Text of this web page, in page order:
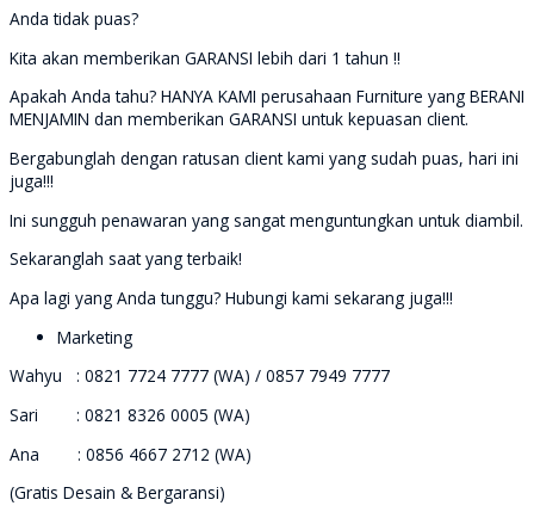
Anda tidak puas?
Kita akan memberikan GARANSI lebih dari 1 tahun !!
Apakah Anda tahu? HANYA KAMI perusahaan Furniture yang BERANI
MENJAMIN dan memberikan GARANSI untuk kepuasan client.
Bergabunglah dengan ratusan client kami yang sudah puas, hari ini
juga!!!
Ini sungguh penawaran yang sangat menguntungkan untuk diambil.
Sekaranglah saat yang terbaik!
Apa lagi yang Anda tunggu? Hubungi kami sekarang juga!!!
Marketing
Wahyu : 0821 7724 7777 (WA) / 0857 7949 7777
Sari : 0821 8326 0005 (WA)
Ana : 0856 4667 2712 (WA)
(Gratis Desain & Bergaransi)